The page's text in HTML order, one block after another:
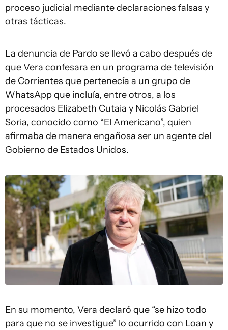
proceso judicial mediante declaraciones falsas y
otras tácticas.
La denuncia de Pardo se llevó a cabo después de
que Vera confesara en un programa de televisión
de Corrientes que pertenecía a un grupo de
WhatsApp que incluía, entre otros, a los
procesados Elizabeth Cutaia y Nicolás Gabriel
Soria, conocido como “El Americano”, quien
afirmaba de manera engañosa ser un agente del
Gobierno de Estados Unidos.
En su momento, Vera declaró que “se hizo todo
para que no se investigue” lo ocurrido con Loan y